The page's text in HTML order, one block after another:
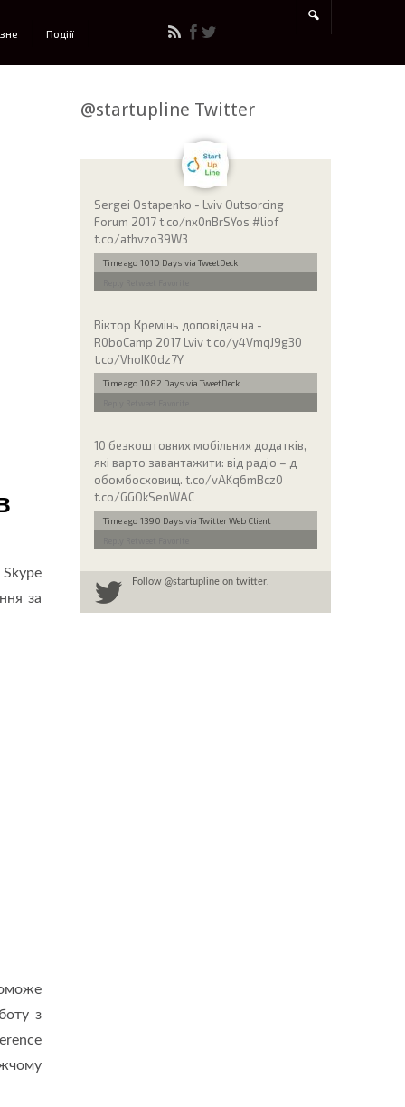
Подіії
за
з
@startupline Twitter
Sergei Ostapenko - Lviv Outsorcing
Forum 2017 t.co/nx0nBrSYos #liof
t.co/athvzo39W3
Time ago 1010 Days via TweetDeck
Віктор Кремінь доповідач на -
R0boCamp 2017 Lviv t.co/y4VmqJ9g30
t.co/VhoIK0dz7Y
Time ago 1082 Days via TweetDeck
10 безкоштовних мобільних додатків,
які варто завантажити: від радіо – д
обомбосховищ. t.co/vAKq6mBcz0
t.co/GGOkSenWAC
Time ago 1390 Days via Twitter Web Client
Follow@startupline on twitter.